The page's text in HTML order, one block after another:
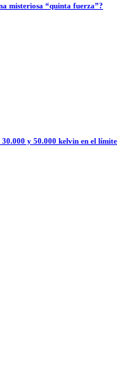
misteriosa “quinta fuerza”?
y 50.000 kelvin en el límite